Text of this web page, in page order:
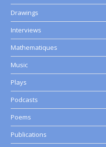
Drawings
Interviews
Mathematiques
Music
Plays
Podcasts
Poems
Publications